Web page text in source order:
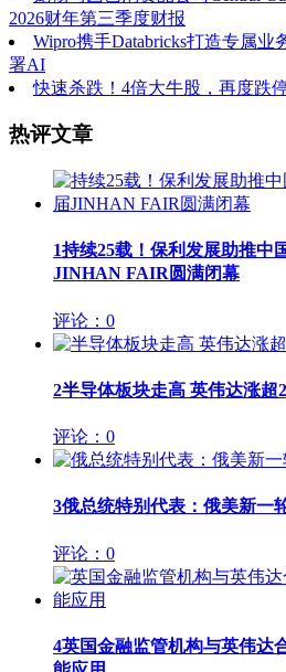
2026财年第三季度财报
Wipro携手Databricks打造专属
署AI
快速杀跌！4倍大牛股，再度跌
热评文章
1持续25载！保利发展助推中
JINHAN FAIR圆满闭幕
评论：0
2半导体板块走高 英伟达涨超
评论：0
3俄总统特别代表：俄美新一
评论：0
4英国金融监管机构与英伟达